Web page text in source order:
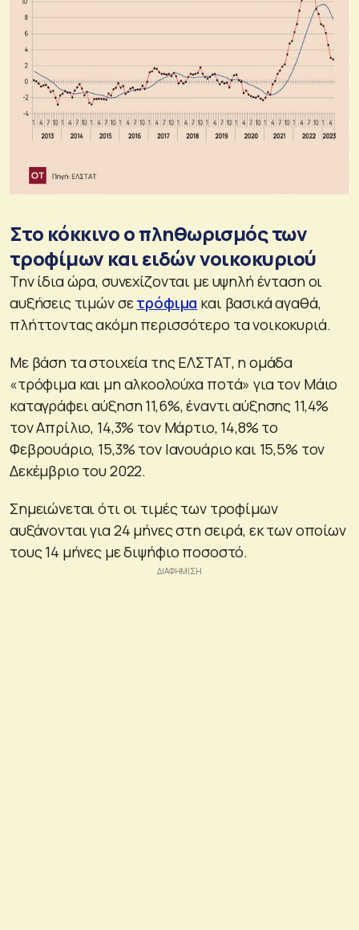
Στο κόκκινο ο πληθωρισμός των
τροφίμων και ειδών νοικοκυριού
Την ίδια ώρα, συνεχίζονται με υψηλή ένταση οι
αυξήσεις τιμών σετρόφιμα και βασικά αγαθά,
πλήττοντας ακόμη περισσότερο τα νοικοκυριά.
Με βάση τα στοιχεία της ΕΛΣΤΑΤ, η ομάδα
«τρόφιμα και μη αλκοολούχα ποτά» για τον Μάιο
καταγράφει αύξηση 11,6%, έναντι αύξησης 11,4%
τον Απρίλιο, 14,3% τον Μάρτιο, 14,8% το
Φεβρουάριο, 15,3% τον Ιανουάριο και 15,5% τον
Δεκέμβριο του 2022.
Σημειώνεται ότι οι τιμές των τροφίμων
αυξάνονται για 24 μήνες στη σειρά, εκ των οποίων
τους 14 μήνες με διψήφιο ποσοστό.